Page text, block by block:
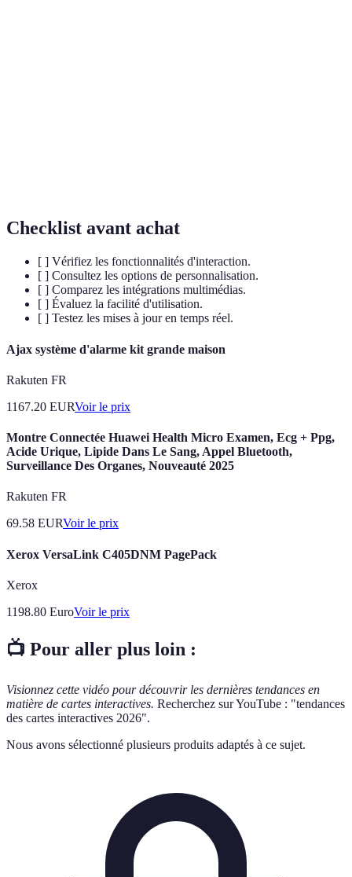
Checklist avant achat
[ ] Vérifiez les fonctionnalités d'interaction.
[ ] Consultez les options de personnalisation.
[ ] Comparez les intégrations multimédias.
[ ] Évaluez la facilité d'utilisation.
[ ] Testez les mises à jour en temps réel.
Ajax système d'alarme kit grande maison
Rakuten FR
1167.20 EURVoir le prix
Montre Connectée Huawei Health Micro Examen, Ecg + Ppg,
Acide Urique, Lipide Dans Le Sang, Appel Bluetooth,
Surveillance Des Organes, Nouveauté 2025
Rakuten FR
69.58 EURVoir le prix
Xerox VersaLink C405DNM PagePack
Xerox
1198.80 EuroVoir le prix
📺 Pour aller plus loin :
Visionnez cette vidéo pour découvrir les dernières tendances en
matière de cartes interactives. Recherchez sur YouTube : "tendances
des cartes interactives 2026".
Nous avons sélectionné plusieurs produits adaptés à ce sujet.